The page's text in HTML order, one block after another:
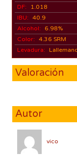
DF:
1.018
IBU: 40.9
Alcohol:
6.98%
Color: 4.36 SRM
Levadura:
Valoración
Autor
vico